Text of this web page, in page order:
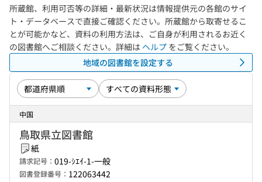
所蔵館、利用可否等の詳細・最新状況は情報提供元の各館のサイ
ト・データベースで直接ご確認ください。所蔵館から取寄せるこ
とが可能かなど、資料の利用方法は、ご自身が利用されるお近く
の図書館へご相談ください。詳細は ヘルプ をご覧ください。
地域の図書館を設定する
中国
鳥取県立図書館
紙
請求記号： 019-ｼｴｲ-1-一般
図書登録番号： 122063442